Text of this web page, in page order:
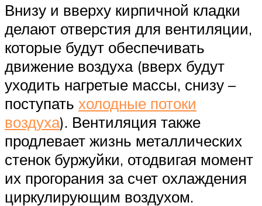
Внизу и вверху кирпичной кладки
делают отверстия для вентиляции,
которые будут обеспечивать
движение воздуха (вверх будут
уходить нагретые массы, снизу –
поступать холодные потоки
воздуха). Вентиляция также
продлевает жизнь металлических
стенок буржуйки, отодвигая момент
их прогорания за счет охлаждения
циркулирующим воздухом.